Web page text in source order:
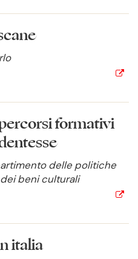
formativi
delle politiche
beni culturali
italia